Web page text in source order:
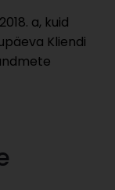
a, kuid
Kliendi